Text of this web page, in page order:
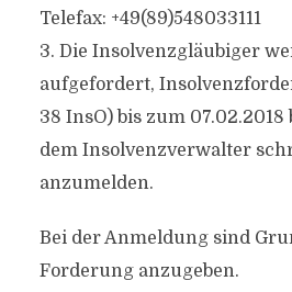
Telefax: +49(89)548033111
3. Die Insolvenzgläubiger
aufgefordert,
38 InsO) bis zum 07.02.2018
dem Insolvenzverwalter
anzumelden.
Bei der Anmeldung sind
Forderung anzugeben.